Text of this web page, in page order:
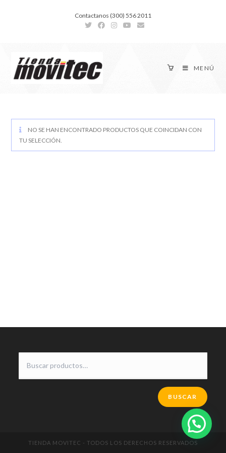
Contactanos (300) 556 2011
MENÚ
NO SE HAN ENCONTRADO PRODUCTOS QUE COINCIDAN CON
TU SELECCIÓN.
BUSCAR
TIENDA MOVITEC - TODOS LOS DERECHOS RESERVADOS